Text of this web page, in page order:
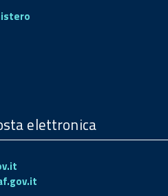
elettronica